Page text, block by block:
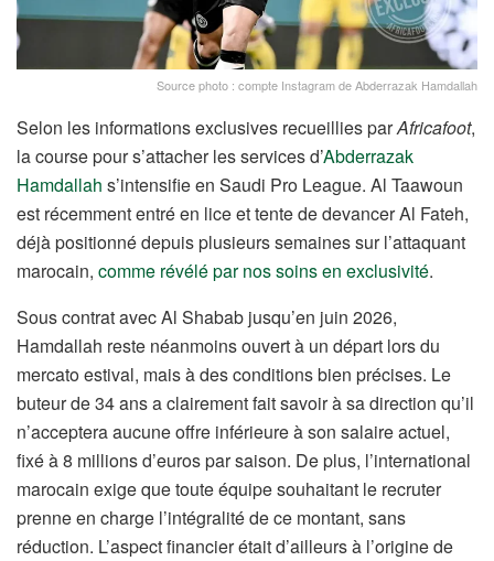
Source photo : compte Instagram de Abderrazak Hamdallah
Selon les informations exclusives recueillies parAfricafoot,
la course pour s’attacher les services d’Abderrazak
Hamdallah s’intensifie en Saudi Pro League. Al Taawoun
est récemment entré en lice et tente de devancer Al Fateh,
déjà positionné depuis plusieurs semaines sur l’attaquant
marocain, comme révélé par nos soins en exclusivité.
Sous contrat avec Al Shabab jusqu’en juin 2026,
Hamdallah reste néanmoins ouvert à un départ lors du
mercato estival, mais à des conditions bien précises. Le
buteur de 34 ans a clairement fait savoir à sa direction qu’il
n’acceptera aucune offre inférieure à son salaire actuel,
fixé à 8 millions d’euros par saison. De plus, l’international
marocain exige que toute équipe souhaitant le recruter
prenne en charge l’intégralité de ce montant, sans
réduction. L’aspect financier était d’ailleurs à l’origine de